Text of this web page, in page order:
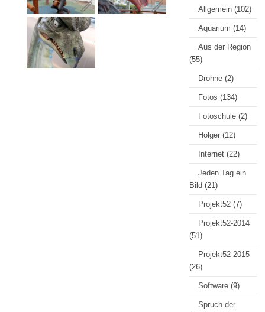
Allgemein (102)
Aquarium (14)
Aus der Region
(55)
Drohne (2)
Fotos (134)
Fotoschule (2)
Holger (12)
Internet (22)
Jeden Tag ein
Bild (21)
Projekt52 (7)
Projekt52-2014
(51)
Projekt52-2015
(26)
Software (9)
Spruch der